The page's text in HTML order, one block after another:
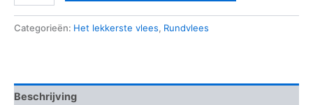
Categorieën: Het lekkerste vlees, Rundvlees
Beschrijving